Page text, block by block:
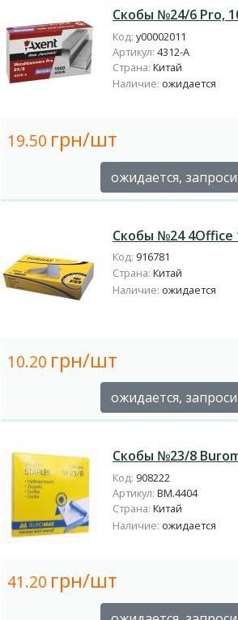
Скобы №24/6 Pro,
Код: у00002011
Артикул: 4312-А
Страна: Китай
Наличие: ожидается
19.50 грн/шт
ожидается,
Скобы №24 4Office
Код: 916781
Страна: Китай
Наличие: ожидается
10.20 грн/шт
ожидается,
Скобы №23/8
Код: 908222
Артикул: BM.4404
Страна: Китай
Наличие: ожидается
41.20 грн/шт